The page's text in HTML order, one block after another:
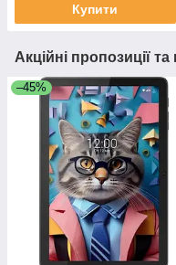
Купити
Акційні пропозиції
–45%